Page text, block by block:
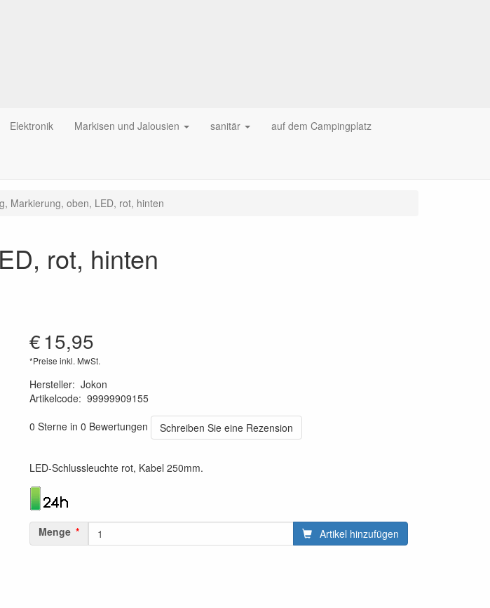
Elektronik Markisen und Jalousien sanitär auf dem Campingplatz
Markierung, oben, LED, rot, hinten
rot, hinten
€15,95
*Preise inkl. MwSt.
Hersteller: Jokon
Artikelcode: 99999909155
0 Sterne in 0 Bewertungen
Schreiben Sie eine Rezension
LED-Schlussleuchte rot, Kabel 250mm.
Menge Artikel hinzufügen